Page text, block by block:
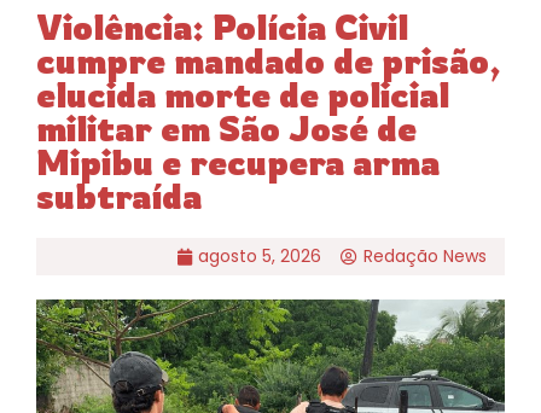
Violência: Polícia Civil
cumpre mandado de prisão,
elucida morte de policial
militar em São José de
Mipibu e recupera arma
subtraída
agosto 5, 2026 Redação News